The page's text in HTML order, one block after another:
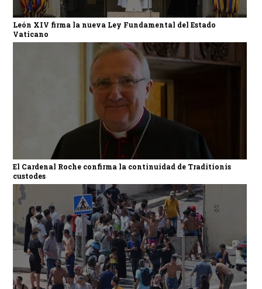
León XIV firma la nueva Ley Fundamental del Estado
Vaticano
El Cardenal Roche confirma la continuidad de Traditionis
custodes